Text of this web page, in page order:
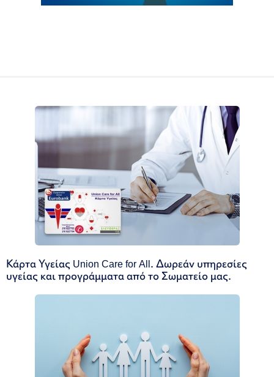
Κάρτα Υγείας Union Care for All. Δωρεάν υπηρεσίες
υγείας και προγράμματα από το Σωματείο μας.